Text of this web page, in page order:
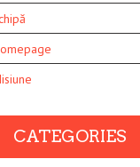
CATEGORIES